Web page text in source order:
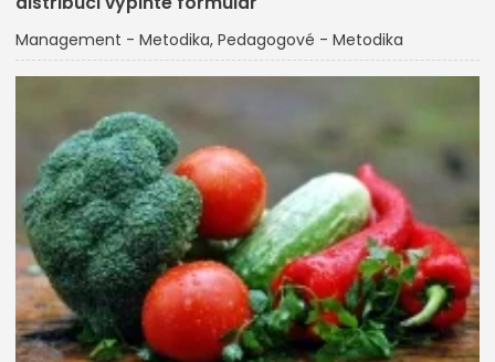
Management - Metodika Pedagogové - Metodika